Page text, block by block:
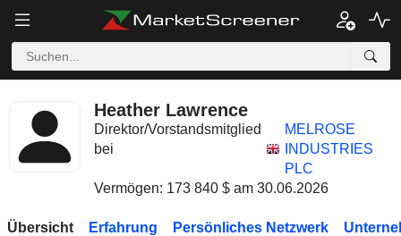
Heather Lawrence
Direktor/Vorstandsmitglied
bei
MELROSE
INDUSTRIES
PLC
Vermögen: 173 840 $ am 30.06.2026
Übersicht Erfahrung Persönliches Netzwerk